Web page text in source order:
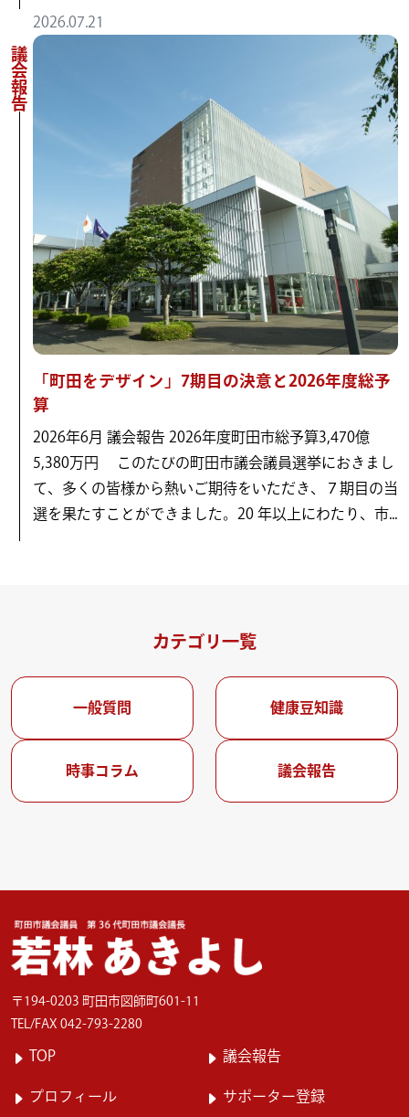
2026.07.21
議会報告
「町田をデザイン」7期目の決意と2026年度総予
算
2026年6月 議会報告 2026年度町田市総予算3,470億
5,380万円 このたびの町田市議会議員選挙におきまし
て、多くの皆様から熱いご期待をいただき、７期目の当
選を果たすことができました。20 年以上にわたり、市...
カテゴリ一覧
一般質問 健康豆知識
時事コラム 議会報告
〒194-0203 町田市図師町601-11
TEL/FAX 042-793-2280
TOP 議会報告
プロフィール サポーター登録